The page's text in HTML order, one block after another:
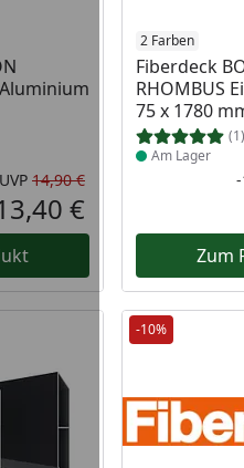
Rabatt in Prozent
Ursprünglicher Preis
UVP 14,90 €
Aktueller Preis
€
2 Farben
Fiberdeck
RHOMBUS
75 x 1780
(1)
Produkt am
Am Lager
Zum
-10%